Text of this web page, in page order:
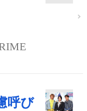
呼び